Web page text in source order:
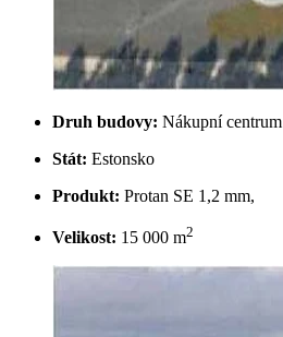
Druh budovy: Nákupní centrum
Stát: Estonsko
Produkt: Protan SE 1,2 mm,
Velikost: 15 000 m2